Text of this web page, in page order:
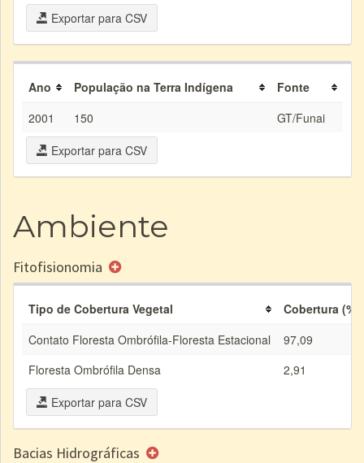
Exportar para CSV
Ano População na Terra Indígena
Fonte
2001
150
GT/Funai
Exportar para CSV
Ambiente
Fitofisionomia
Tipo de Cobertura Vegetal
Cobertura (%)
Contato Floresta Ombrófila-Floresta Estacional
97,09
Floresta Ombrófila Densa
2,91
Exportar para CSV
Bacias Hidrográficas